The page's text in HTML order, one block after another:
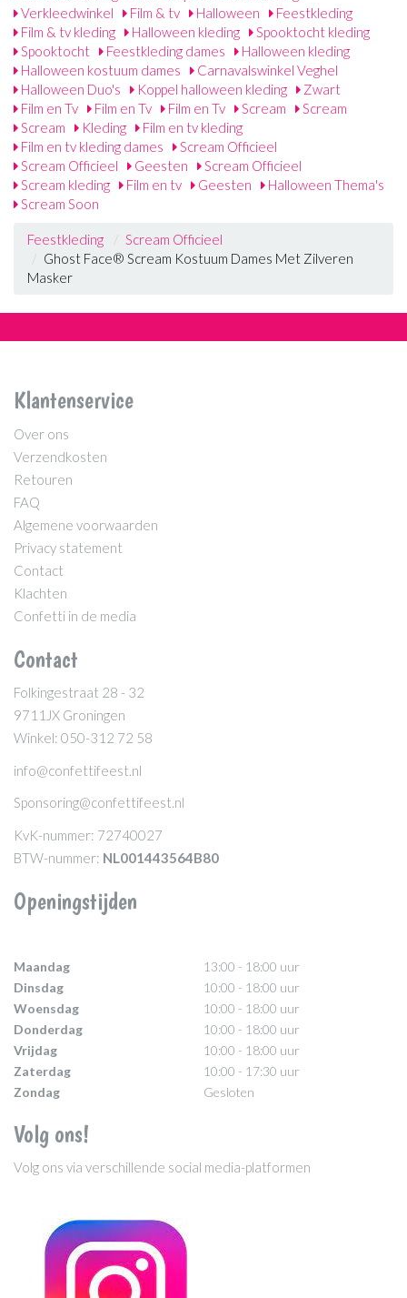
Verkleedwinkel
Film & tv Halloween
Feestkleding
Film & tv kleding
Halloween kleding
Spooktocht kleding
Spooktocht
Feestkleding dames
Halloween kleding
Halloween kostuum dames
Carnavalswinkel Veghel
Halloween Duo's
Koppel halloween kleding
Zwart
Film en Tv
Film en Tv Film en Tv Scream
Scream
Scream
Kleding
Film en tv kleding
Film en tv kleding dames
Scream Officieel
Scream Officieel
Geesten
Scream Officieel
Scream kleding
Film en tv Geesten
Halloween Thema's
Scream Soon
Feestkleding
Scream Officieel
Ghost Face® Scream Kostuum Dames Met Zilveren
Masker
Klantenservice
Over ons
Verzendkosten
Retouren
FAQ
Algemene voorwaarden
Privacy statement
Contact
Klachten
Confetti in de media
Contact
Folkingestraat 28 - 32
9711JX Groningen
Winkel: 050-312 72 58
info@confettifeest.nl
Sponsoring@confettifeest.nl
KvK-nummer: 72740027
BTW-nummer: NL001443564B80
Openingstijden
Maandag
13:00 - 18:00 uur
Dinsdag
10:00 - 18:00 uur
Woensdag
10:00 - 18:00 uur
Donderdag
10:00 - 18:00 uur
Vrijdag
10:00 - 18:00 uur
Zaterdag
10:00 - 17:30 uur
Zondag
Gesloten
Volg ons!
Volg ons via verschillende social media-platformen